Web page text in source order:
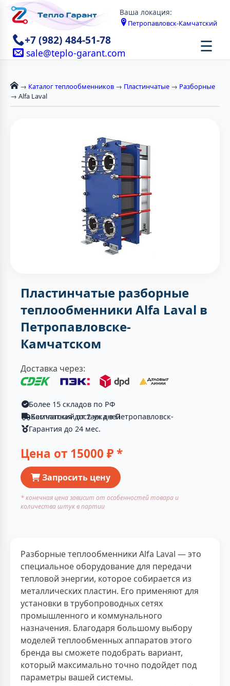
Ваша локация:
Петропавловск-Камчатский
+7 (982) 484-51-78
sale@teplo-garant.com ☰
→ Каталог теплообменников → Пластинчатые → Разборные
→ Alfa Laval
Пластинчатые разборные
теплообменники Alfa Laval в
Петропавловске-
Камчатском
Доставка через:
Более 15 складов по РФ
Бесплатная доставка в Петропавловск-Камчатский от 2-ух дней
Гарантия до 24 мес.
Цена от 15000 ₽ *
Запросить цену
* конечная цена зависит от особенностей товара и
количества штук в партии
Разборные теплообменники Alfa Laval — это
специальное оборудование для передачи
тепловой энергии, которое собирается из
металлических пластин. Его применяют для
установки в трубопроводных сетях
промышленного и коммунального
назначения. Благодаря большому выбору
моделей теплообменных аппаратов этого
бренда вы сможете подобрать вариант,
который максимально точно подойдет под
параметры вашей системы.